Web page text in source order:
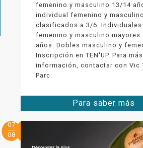
femenino y masculino 13/14
individual femenino y
clasificados a 3/6. Individuales
femenino y masculino mayores
años. Dobles masculino y
Inscripción en TEN'UP. Para más
información, contactar con Vic
Parc.
Para saber más
07
08